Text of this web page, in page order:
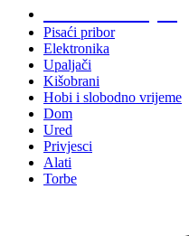
Pisaći pribor
Elektronika
Upaljači
Kišobrani
Hobi i slobodno vrijeme
Dom
Ured
Privjesci
Alati
Torbe